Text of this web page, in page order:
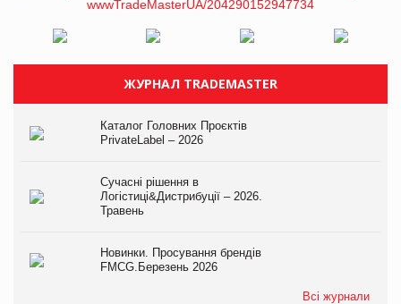
ЖУРНАЛ TRADEMASTER
Каталог Головних Проєктів
PrivateLabel – 2026
Сучасні рішення в
Логістиці&Дистрибуції – 2026.
Травень
Новинки. Просування брендів
FMCG.Березень 2026
Всі журнали